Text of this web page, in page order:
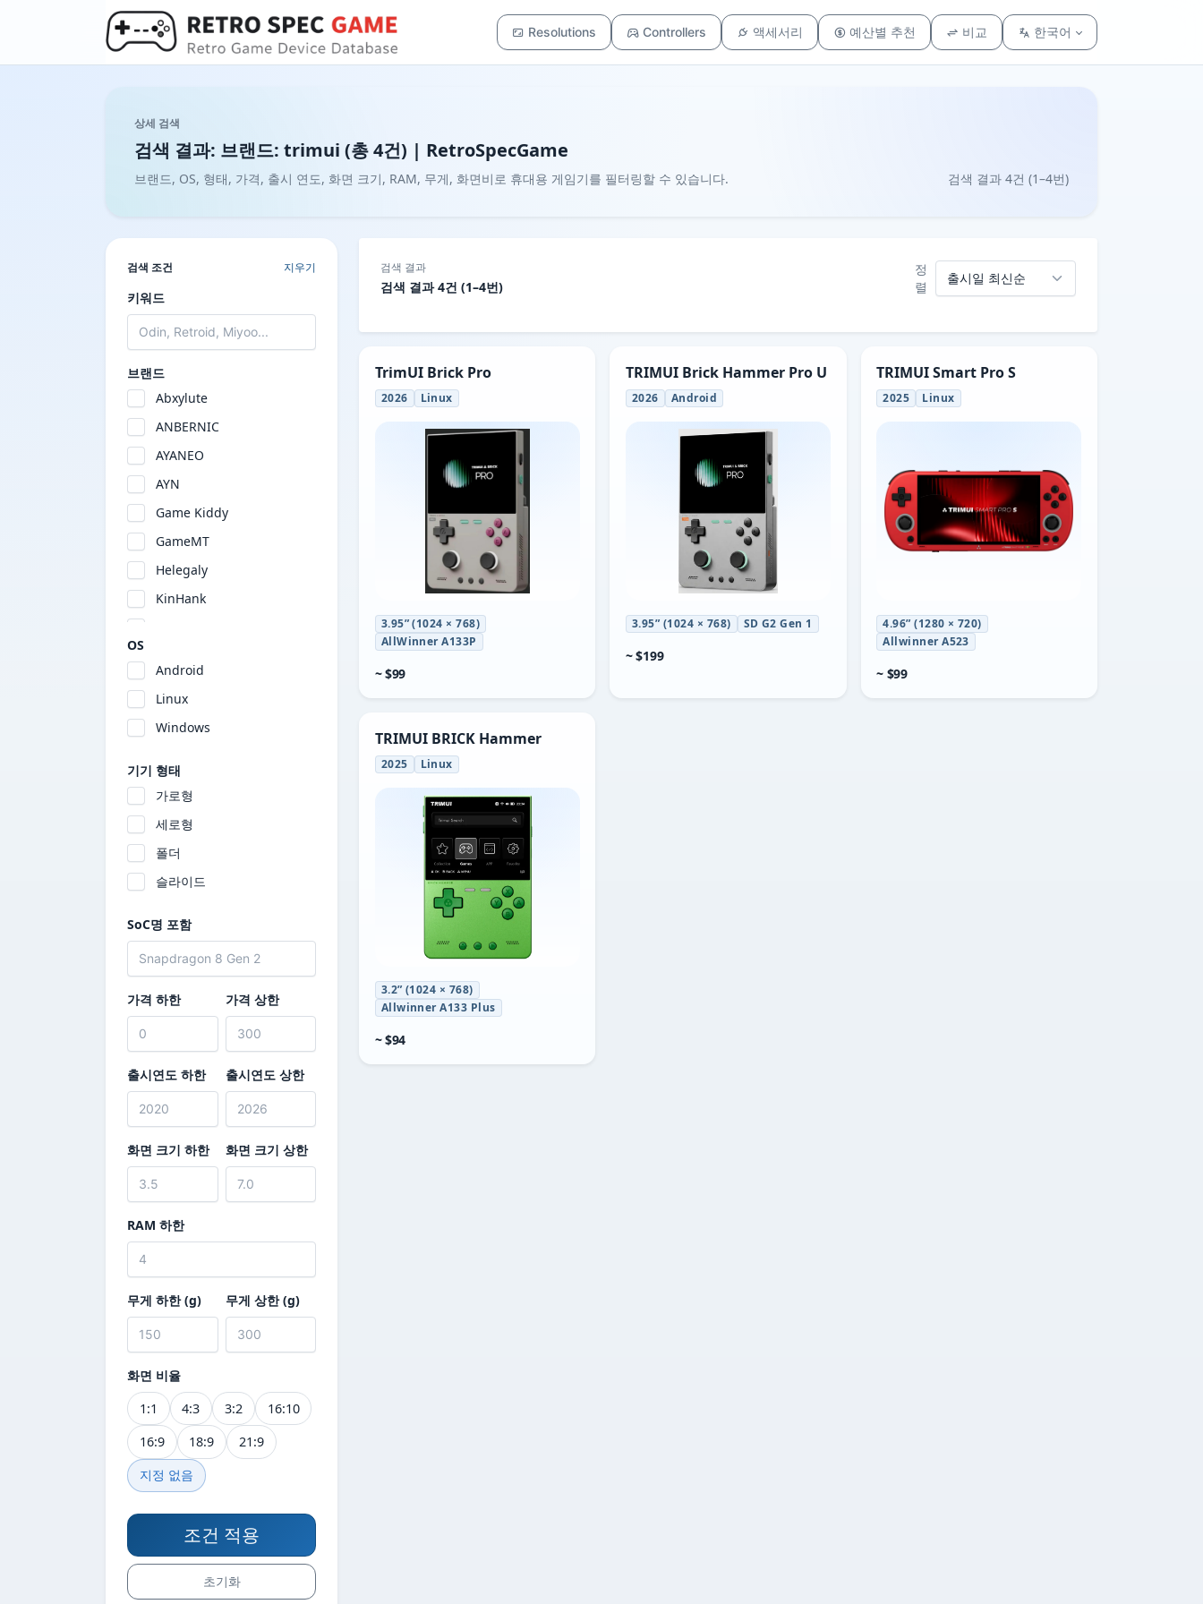
Resolutions Controllers 액세서리 예산별 추천 비교 한국어
상세 검색
검색 결과: 브랜드: trimui (총 4건) | RetroSpecGame
브랜드, OS, 형태, 가격, 출시 연도, 화면 크기, RAM, 무게, 화면비로 휴대용 게임기를 필터링할 수 있습니다. 검색 결과 4건 (1–4번)
검색 조건 지우기
키워드
브랜드
Abxylute
ANBERNIC
AYANEO
AYN
Game Kiddy
GameMT
Helegaly
KinHank
Miyoo
ONEXSUGAR
PowKiddy
Razer
Retroid
XU Retro
OS
Android
Linux
Windows
기기 형태
가로형
세로형
폴더
슬라이드
SoC명 포함
가격 하한 가격 상한
출시연도 하한 출시연도 상한
화면 크기 하한 화면 크기 상한
RAM 하한
무게 하한 (g) 무게 상한 (g)
화면 비율
1:1
4:3 3:2
16:10
16:9
18:9
21:9
지정 없음
조건 적용
초기화
검색 결과
검색 결과 4건 (1–4번)
정
렬
TrimUI Brick Pro
2026 Linux
3.95” (1024 × 768)
AllWinner A133P
~ $99
TRIMUI Brick Hammer Pro U
2026 Android
3.95” (1024 × 768) SD G2 Gen 1
~ $199
TRIMUI Smart Pro S
2025 Linux
4.96” (1280 × 720)
Allwinner A523
~ $99
TRIMUI BRICK Hammer
2025 Linux
3.2” (1024 × 768)
Allwinner A133 Plus
~ $94